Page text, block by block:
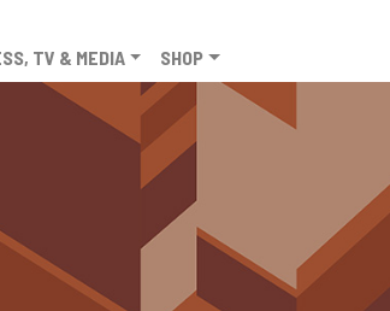
TV & MEDIA SHOP